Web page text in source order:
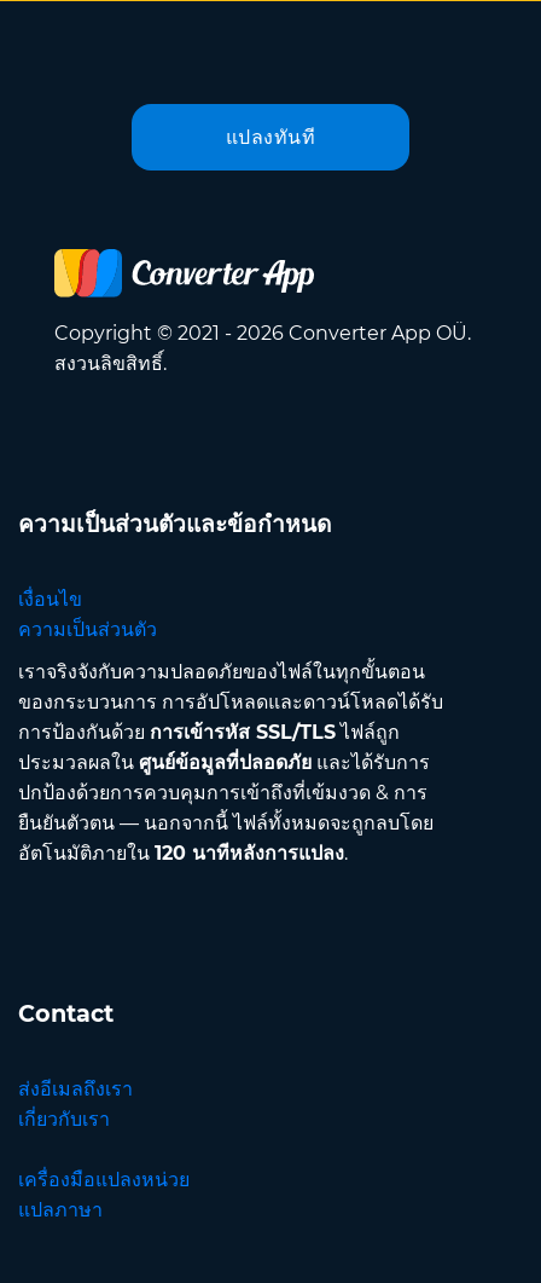
แปลงทันที
Copyright © 2021 - 2026 Converter App OÜ.
สงวนลิขสิทธิ์.
ความเป็นส่วนตัวและข้อกำหนด
เงื่อนไข
ความเป็นส่วนตัว
เราจริงจังกับความปลอดภัยของไฟล์ในทุกขั้นตอน
ของกระบวนการ การอัปโหลดและดาวน์โหลดได้รับ
การป้องกันด้วย การเข้ารหัส SSL/TLSไฟล์ถูก
ประมวลผลใน ศูนย์ข้อมูลที่ปลอดภัย และได้รับการ
ปกป้องด้วยการควบคุมการเข้าถึงที่เข้มงวด & การ
ยืนยันตัวตน — นอกจากนี้ ไฟล์ทั้งหมดจะถูกลบโดย
อัตโนมัติภายใน 120 นาทีหลังการแปลง.
Contact
ส่งอีเมลถึงเรา
เกี่ยวกับเรา
เครื่องมือแปลงหน่วย
แปลภาษา